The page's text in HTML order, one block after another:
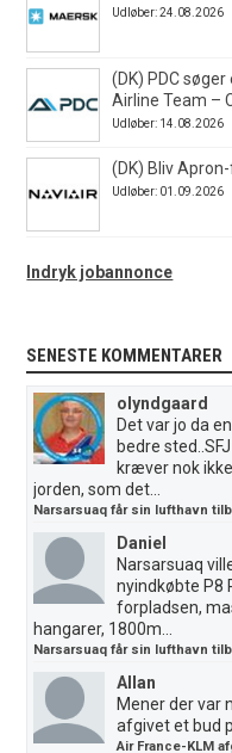
Udløber: 24.08.2026
(DK) PDC
Airline Team –
Udløber: 14.08.2026
(DK) Bliv
Udløber: 01.09.2026
Indryk jobannonce
SENESTE KOMMENTARER
olyndgaard
Det var jo da
bedre
kræver nok
jorden, som det...
Narsarsuaq får sin lufthavn
Daniel
Narsarsuaq
nyindkøbte P8
forpladsen,
hangarer, 1800m...
Narsarsuaq får sin lufthavn
Allan
Mener der var
afgivet et bud
Air France-KLM